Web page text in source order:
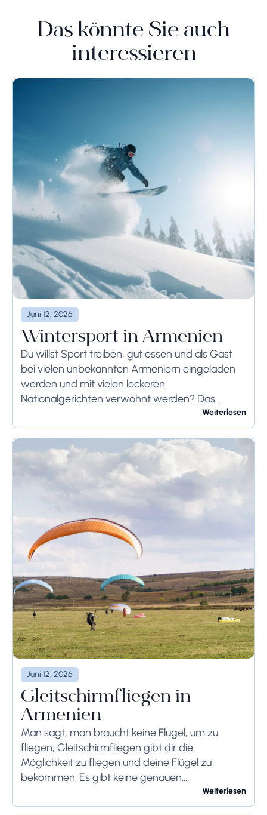
Das könnte Sie auch
interessieren
Juni 12, 2026
Wintersport in Armenien
Du willst Sport treiben, gut essen und als Gast
bei vielen unbekannten Armeniern eingeladen
werden und mit vielen leckeren
Nationalgerichten verwöhnt werden? Das
verschneite Armenien wartet auf Sie. Armenien
hat zwei gegensätzliche Wetterbedingungen: zu
heiße Sommer...
Weiterlesen
Juni 12, 2026
Gleitschirmfliegen in
Armenien
Man sagt, man braucht keine Flügel, um zu
fliegen; Gleitschirmfliegen gibt dir die
Möglichkeit zu fliegen und deine Flügel zu
bekommen. Es gibt keine genauen
Gleitschirmfliegen erfunden wurde oder wer
Weiterlesen